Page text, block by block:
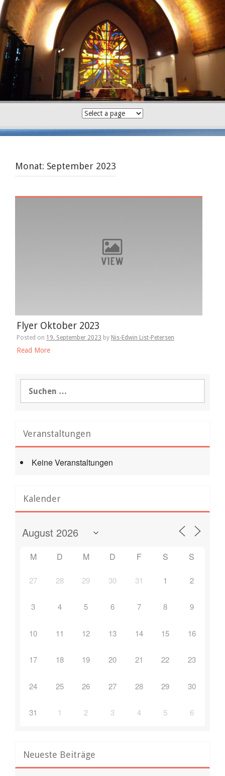
Skip
to
content
Monat: September 2023
Flyer Oktober 2023
Posted on 19. September 2023 by Nis-Edwin List-Petersen
Read More
nach:
Veranstaltungen
Keine Veranstaltungen
Kalender
M D M D F S S
27 28 29 30 31 1 2
3 4 5 6 7 8 9
10 11 12 13 14 15 16
17 18 19 20 21 22 23
24 25 26 27 28 29 30
31 1 2 3 4 5 6
Neueste Beiträge